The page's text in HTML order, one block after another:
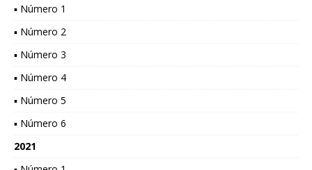
▪ Número 1
▪ Número 2
▪ Número 3
▪ Número 4
▪ Número 5
▪ Número 6
2021